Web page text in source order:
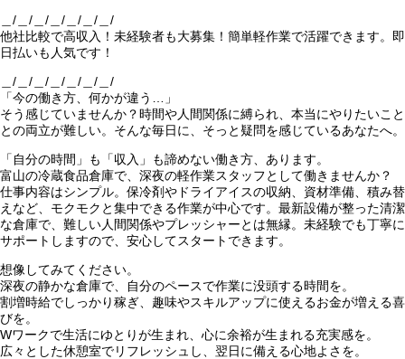
＿/＿/＿/＿/＿/＿/＿/
他社比較で高収入！未経験者も大募集！簡単軽作業で活躍できます。即
日払いも人気です！
＿/＿/＿/＿/＿/＿/＿/
「今の働き方、何かが違う…」
そう感じていませんか？時間や人間関係に縛られ、本当にやりたいこと
との両立が難しい。そんな毎日に、そっと疑問を感じているあなたへ。
「自分の時間」も「収入」も諦めない働き方、あります。
富山の冷蔵食品倉庫で、深夜の軽作業スタッフとして働きませんか？
仕事内容はシンプル。保冷剤やドライアイスの収納、資材準備、積み替
えなど、モクモクと集中できる作業が中心です。最新設備が整った清潔
な倉庫で、難しい人間関係やプレッシャーとは無縁。未経験でも丁寧に
サポートしますので、安心してスタートできます。
想像してみてください。
深夜の静かな倉庫で、自分のペースで作業に没頭する時間を。
割増時給でしっかり稼ぎ、趣味やスキルアップに使えるお金が増える喜
びを。
Wワークで生活にゆとりが生まれ、心に余裕が生まれる充実感を。
広々とした休憩室でリフレッシュし、翌日に備える心地よさを。